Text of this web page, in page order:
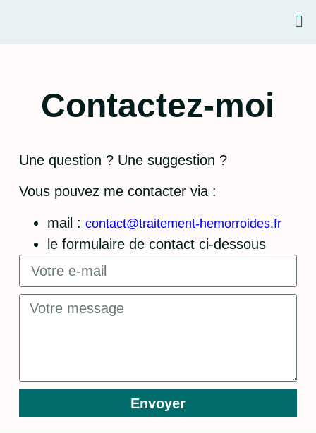
Contactez-moi
Une question ? Une suggestion ?
Vous pouvez me contacter via :
mail : contact@traitement-hemorroides.fr
le formulaire de contact ci-dessous
Envoyer